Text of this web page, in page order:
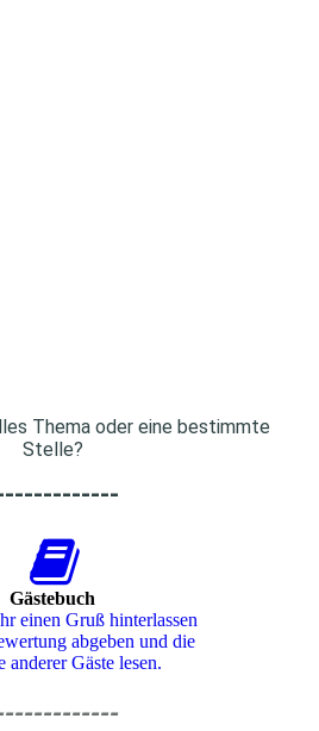
Thema oder eine bestimmte
Stelle?
Gästebuch
einen Gruß hinterlassen
abgeben und die
anderer Gäste lesen.